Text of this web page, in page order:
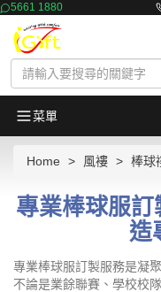
5661 1880
菜單
Home 風褸 棒球
專業棒球服
造
專業棒球服訂製服務是凝
不論是業餘聯賽、學校校